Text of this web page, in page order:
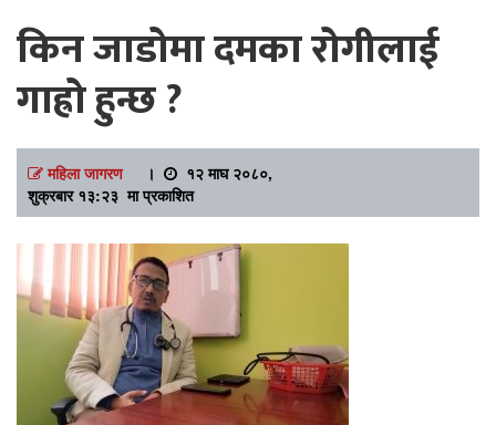
किन जाडोमा दमका रोगीलाई
गाह्रो हुन्छ ?
महिला जागरण।
१२ माघ २०८०,
शुक्रबार १३:२३ मा प्रकाशित